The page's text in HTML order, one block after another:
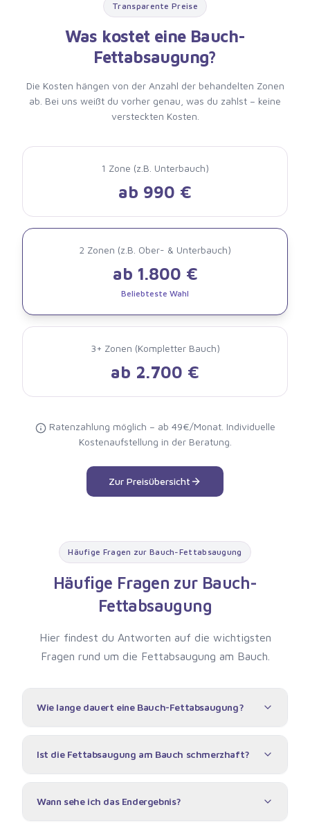
Transparente Preise
Was kostet eine Bauch-
Fettabsaugung?
Die Kosten hängen von der Anzahl der behandelten Zonen
ab. Bei uns weißt du vorher genau, was du zahlst – keine
versteckten Kosten.
1 Zone (z.B. Unterbauch)
ab 990 €
2 Zonen (z.B. Ober- & Unterbauch)
ab 1.800 €
Beliebteste Wahl
3+ Zonen (Kompletter Bauch)
ab 2.700 €
Ratenzahlung möglich – ab 49€/Monat. Individuelle
Kostenaufstellung in der Beratung.
Zur Preisübersicht
Häufige Fragen zur Bauch-Fettabsaugung
Häufige Fragen zur Bauch-
Fettabsaugung
Hier findest du Antworten auf die wichtigsten
Fragen rund um die Fettabsaugung am Bauch.
Wie lange dauert eine Bauch-Fettabsaugung?
Ist die Fettabsaugung am Bauch schmerzhaft?
Wann sehe ich das Endergebnis?